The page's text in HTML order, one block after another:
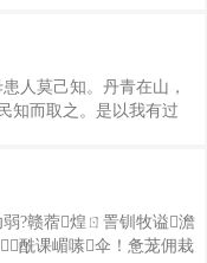
啬夫之事究矣。吏啬夫尽
、斗斛、文劾，不以私
师之。是故道术德行，出
心，则民反道矣。名物
矣。上下设，民生体，而
国者，民体以为国；君之
。 致赏则匮，致罚则
守固者也。夫赏重，则上
。是故明君饰食饮吊伤
人莫己知。丹青在山，
知而取之。是以我有过
我有过，则立毁我。当民
，故先王畏民。操名从
无不弱也。虽有天子诸
其地而走矣，故先王畏
目为利。圣人得利而托
?赣蓿煌ㄖ詈钏牧谥澹
酰课嵋嗉伞！惫茏佣栽